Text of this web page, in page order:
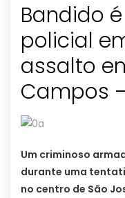
Bandido
policial
assalto
Campos
Um criminoso
durante uma
no centro de São